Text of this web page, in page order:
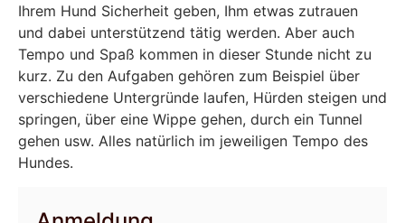
Ihrem Hund Sicherheit geben, Ihm etwas zutrauen
und dabei unterstützend tätig werden. Aber auch
Tempo und Spaß kommen in dieser Stunde nicht zu
kurz. Zu den Aufgaben gehören zum Beispiel über
verschiedene Untergründe laufen, Hürden steigen und
springen, über eine Wippe gehen, durch ein Tunnel
gehen usw. Alles natürlich im jeweiligen Tempo des
Hundes.